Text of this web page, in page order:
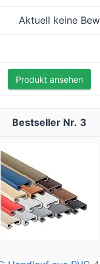
Aktuell keine
Produkt ansehen
3